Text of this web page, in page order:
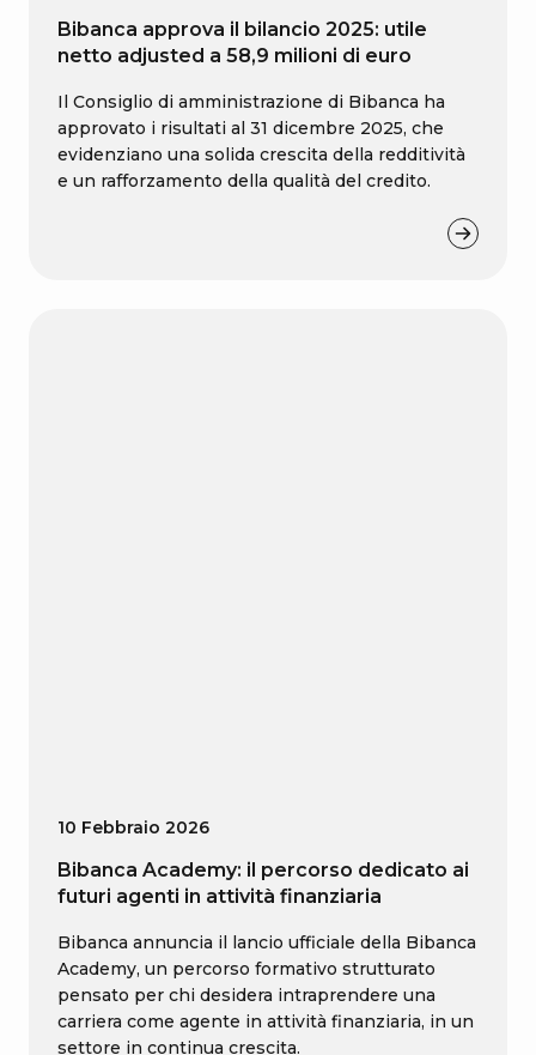
Bibanca approva il bilancio 2025: utile
netto adjusted a 58,9 milioni di euro
Il Consiglio di amministrazione di Bibanca ha
approvato i risultati al 31 dicembre 2025, che
evidenziano una solida crescita della redditività
e un rafforzamento della qualità del credito.
10 Febbraio 2026
Bibanca Academy: il percorso dedicato ai
futuri agenti in attività finanziaria
Bibanca annuncia il lancio ufficiale della Bibanca
Academy, un percorso formativo strutturato
pensato per chi desidera intraprendere una
carriera come agente in attività finanziaria, in un
settore in continua crescita.